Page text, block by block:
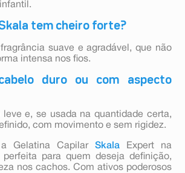
tem cheiro forte?
suave e agradável, que não
intensa nos fios.
duro ou com aspecto
leve e, se usada na quantidade certa,
com movimento e sem rigidez.
Gelatina Capilar SkalaExpert na
para quem deseja definição,
nos cachos. Com ativos poderosos